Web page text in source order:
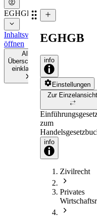
EGHGB
Inhaltsverzeichnis
öffnen
Alle
Überschriften
einklappen
EGHGB
info
Einstellungen
Zur Einzelansicht
zum
info
Zivilrecht
Privates